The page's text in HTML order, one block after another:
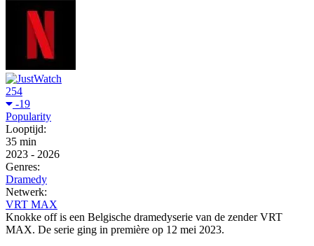
254
-19
Popularity
Looptijd:
35 min
2023 - 2026
Genres:
Dramedy
Netwerk:
VRT MAX
Knokke off is een Belgische dramedyserie van de zender VRT
MAX. De serie ging in première op 12 mei 2023.